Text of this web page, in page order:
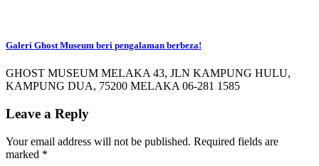
Galeri Ghost Museum beri pengalaman berbeza!
GHOST MUSEUM MELAKA 43, JLN KAMPUNG HULU,
KAMPUNG DUA, 75200 MELAKA 06-281 1585
Leave a Reply
Your email address will not be published. Required fields are
marked *